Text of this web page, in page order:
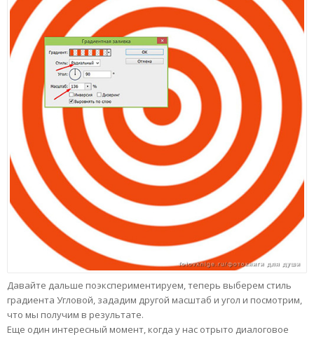
Давайте дальше поэкспериментируем, теперь выберем стиль
градиента Угловой, зададим другой масштаб и угол и посмотрим,
что мы получим в результате.
Еще один интересный момент, когда у нас отрыто диалоговое